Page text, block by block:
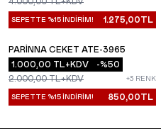
SEPETTE %15 İNDİRİM! 1.275,00TL
YENI
PARINNA CEKET ATE-3965
1.000,00 TL+KDV -%50
2.000,00TL+KDV +3 RENK
SEPETTE %15 İNDİRİM! 850,00TL